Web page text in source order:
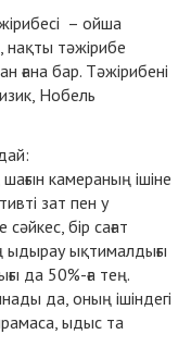
– ойша
нақты тәжірибе
ғана бар. Тәжірибені
Нобель
камераның ішіне
зат пен у
бір сағат
ыдырау ықтималдығы
да 50%-ға тең.
да, оның ішіндегі
ыдыс та